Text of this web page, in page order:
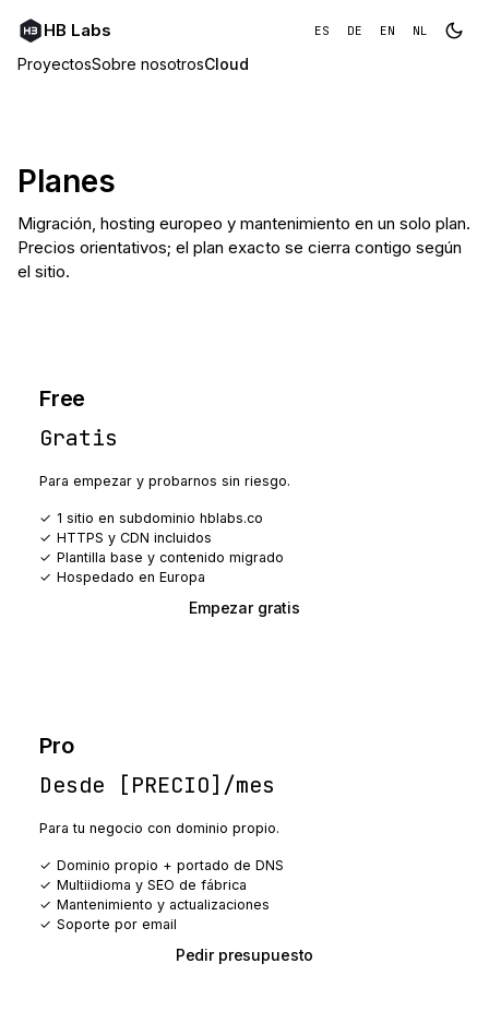
HB Labs
ProyectosSobre nosotrosCloud
ES DE EN NL
Planes
Migración, hosting europeo y mantenimiento en un solo plan.
Precios orientativos; el plan exacto se cierra contigo según
el sitio.
Free
Gratis
Para empezar y probarnos sin riesgo.
1 sitio en subdominio hblabs.co
HTTPS y CDN incluidos
Plantilla base y contenido migrado
Hospedado en Europa
Empezar gratis
Pro
Desde [PRECIO]/mes
Para tu negocio con dominio propio.
Dominio propio + portado de DNS
Multiidioma y SEO de fábrica
Mantenimiento y actualizaciones
Soporte por email
Pedir presupuesto